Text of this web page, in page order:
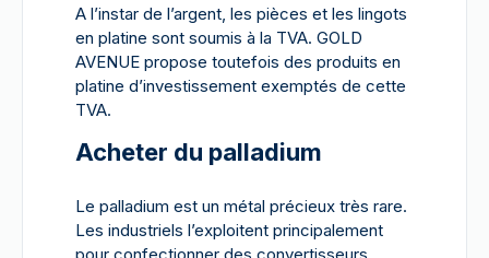
A l’instar de l’argent, les pièces et les lingots
en platine sont soumis à la TVA. GOLD
AVENUE propose toutefois des produits en
platine d’investissement exemptés de cette
TVA.
Acheter du palladium
Le palladium est un métal précieux très rare.
Les industriels l’exploitent principalement